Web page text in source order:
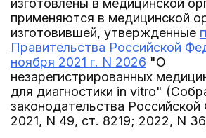
изготовлены в медицинской
применяются в медицинской
изготовившей, утвержденные
Правительства Российской
ноября 2021 г. N 2026 "О
незарегистрированных
для диагностики in vitro"
законодательства
2021, N 49, ст. 8219; 2022, N